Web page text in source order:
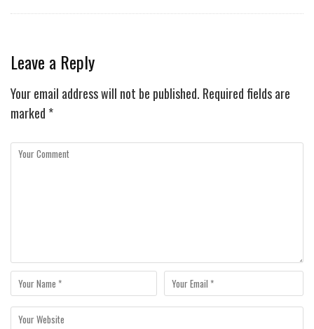
Leave a Reply
Your email address will not be published. Required fields are
marked *